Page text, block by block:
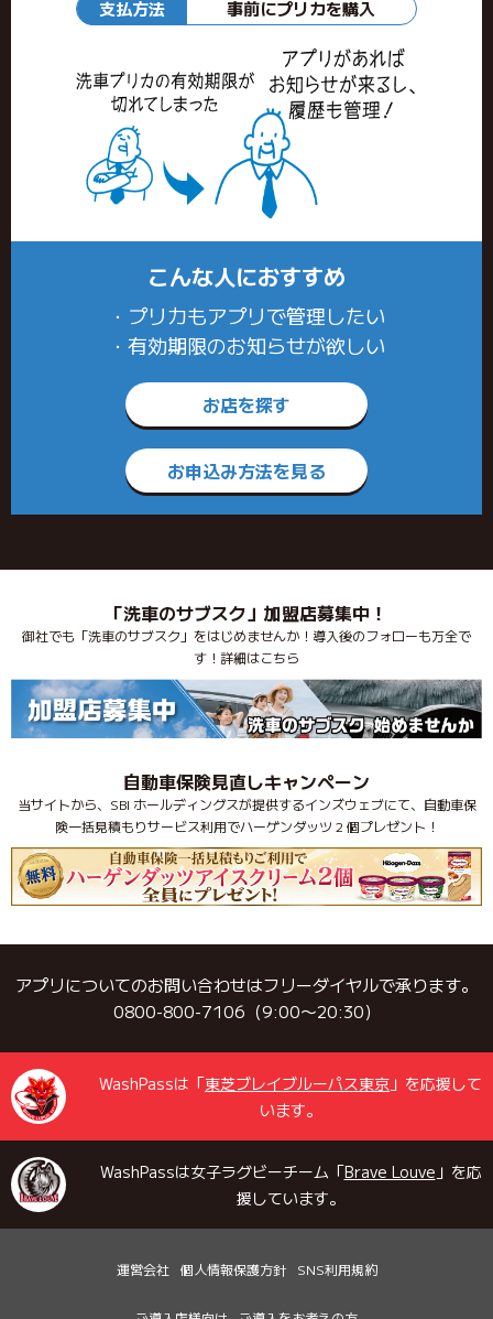
支払方法 事前にプリカを購入
こんな人におすすめ
・プリカもアプリで管理したい
・有効期限のお知らせが欲しい
お店を探す
お申込み方法を見る
「洗車のサブスク」加盟店募集中！
御社でも「洗車のサブスク」をはじめませんか！導入後のフォローも万全で
す！詳細はこちら
自動車保険見直しキャンペーン
当サイトから、SBI ホールディングスが提供するインズウェブにて、自動車保
険一括見積もりサービス利用でハーゲンダッツ 2 個プレゼント！
アプリについてのお問い合わせはフリーダイヤルで承ります。
0800-800-7106（9:00〜20:30）
WashPassは「東芝ブレイブルーパス東京 」を応援して
います。
WashPassは女子ラグビーチーム「Brave Louve 」を応
援しています。
運営会社 個人情報保護方針 SNS利用規約